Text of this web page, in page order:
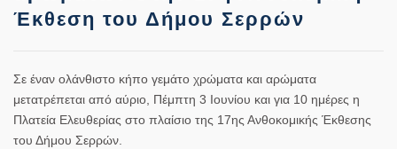
Έκθεση του Δήμου Σερρών
Σε έναν ολάνθιστο κήπο γεμάτο χρώματα και αρώματα
μετατρέπεται από αύριο, Πέμπτη 3 Ιουνίου και για 10 ημέρες η
Πλατεία Ελευθερίας στο πλαίσιο της 17ης Ανθοκομικής Έκθεσης
του Δήμου Σερρών